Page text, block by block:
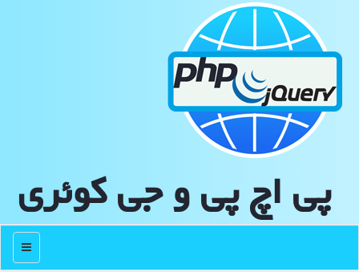
پی اچ پی و جی كوئری
منو